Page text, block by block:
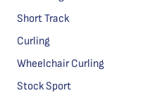
Short Track
Curling
Wheelchair Curling
Stock Sport